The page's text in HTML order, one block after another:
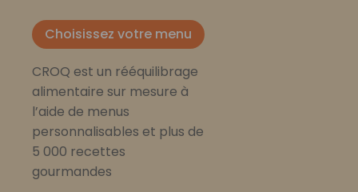
Choisissez votre menu
CROQ est un rééquilibrage
alimentaire sur mesure à
l’aide de menus
personnalisables et plus de
5 000 recettes
gourmandes